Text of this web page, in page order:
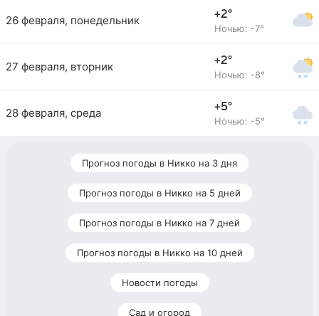
26 февраля, понедельник +2°
Ночью: -7°
27 февраля, вторник +2°
Ночью: -8°
28 февраля, среда +5°
Ночью: -5°
Прогноз погоды в Никко на 3 дня
Прогноз погоды в Никко на 5 дней
Прогноз погоды в Никко на 7 дней
Прогноз погоды в Никко на 10 дней
Новости погоды
Сад и огород